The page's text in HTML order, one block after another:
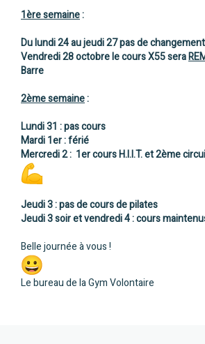
1ère semaine:
Du lundi 24 au jeudi 27 pas de changement
Vendredi 28 octobre le cours X55 sera
Barre
2ème semaine:
Lundi 31 : pas cours
Mardi 1er : férié
Mercredi 2 : 1er cours H.I.I.T. et 2ème
Jeudi 3 : pas de cours de pilates
Jeudi 3 soir et vendredi 4 : cours
Belle journée à vous !
Le bureau de la Gym Volontaire